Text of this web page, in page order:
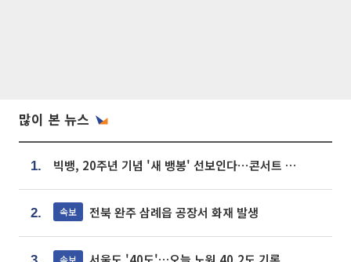
많이 본 뉴스
1. 빅뱅, 20주년 기념 '새 뱅봉' 선보인다⋯콘서트 앞두고 팝업 개최
2. 속보 전북 완주 삼례읍 공장서 화재 발생
속보